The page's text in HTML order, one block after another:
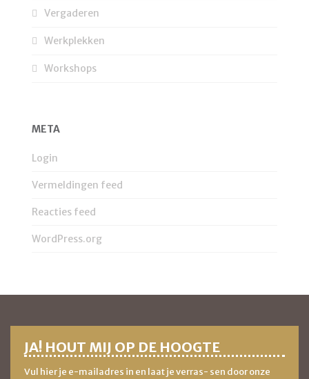
Vergaderen
Werkplekken
Workshops
META
Login
Vermeldingen feed
Reacties feed
WordPress.org
JA! HOUT MIJ OP DE HOOGTE
Vul hier je e-mailadres in en laat je verras- sen door onze